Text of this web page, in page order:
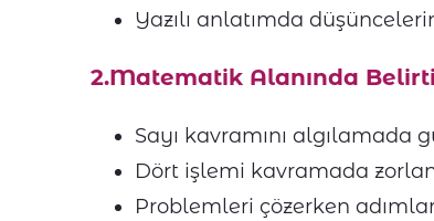
Yazılı anlatımda
2.Matematik Alanında
Sayı kavramını algılamada
Dört işlemi kavramada
Problemleri çözerken